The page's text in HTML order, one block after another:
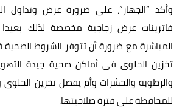
وأكد “الجهاز”، على ضرورة عرض وتداول
فاترينات عرض زجاجية مخصصة لذلك
المباشرة مع ضرورة أن تتوفر الشروط الصحية
تخزين الحلوى فى أماكن صحية جيدة
والرطوبة والحشرات وأم يفضل تخزين
للمحافظة على فترة صلاحيتها.